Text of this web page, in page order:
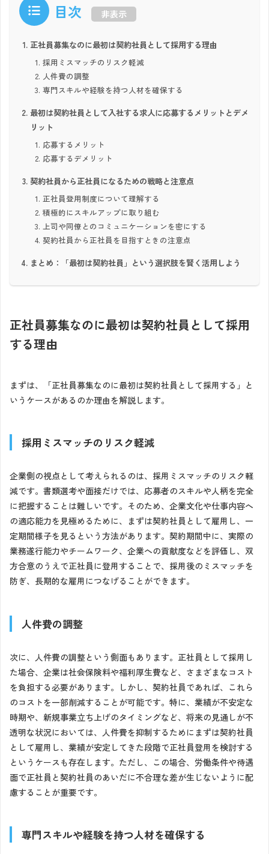
目次 非表示
正社員募集なのに最初は契約社員として採用する理由
採用ミスマッチのリスク軽減
人件費の調整
専門スキルや経験を持つ人材を確保する
最初は契約社員として入社する求人に応募するメリットとデメ
リット
応募するメリット
応募するデメリット
契約社員から正社員になるための戦略と注意点
正社員登用制度について理解する
積極的にスキルアップに取り組む
上司や同僚とのコミュニケーションを密にする
契約社員から正社員を目指すときの注意点
まとめ：「最初は契約社員」という選択肢を賢く活用しよう
正社員募集なのに最初は契約社員として採用
する理由
まずは、「正社員募集なのに最初は契約社員として採用する」と
いうケースがあるのか理由を解説します。
採用ミスマッチのリスク軽減
企業側の視点として考えられるのは、採用ミスマッチのリスク軽
減です。書類選考や面接だけでは、応募者のスキルや人柄を完全
に把握することは難しいです。そのため、企業文化や仕事内容へ
の適応能力を見極めるために、まずは契約社員として雇用し、一
定期間様子を見るという方法があります。契約期間中に、実際の
業務遂行能力やチームワーク、企業への貢献度などを評価し、双
方合意のうえで正社員に登用することで、採用後のミスマッチを
防ぎ、長期的な雇用につなげることができます。
人件費の調整
次に、人件費の調整という側面もあります。正社員として採用し
た場合、企業は社会保険料や福利厚生費など、さまざまなコスト
を負担する必要があります。しかし、契約社員であれば、これら
のコストを一部削減することが可能です。特に、業績が不安定な
時期や、新規事業立ち上げのタイミングなど、将来の見通しが不
透明な状況においては、人件費を抑制するためにまずは契約社員
として雇用し、業績が安定してきた段階で正社員登用を検討する
というケースも存在します。ただし、この場合、労働条件や待遇
面で正社員と契約社員のあいだに不合理な差が生じないように配
慮することが重要です。
専門スキルや経験を持つ人材を確保する